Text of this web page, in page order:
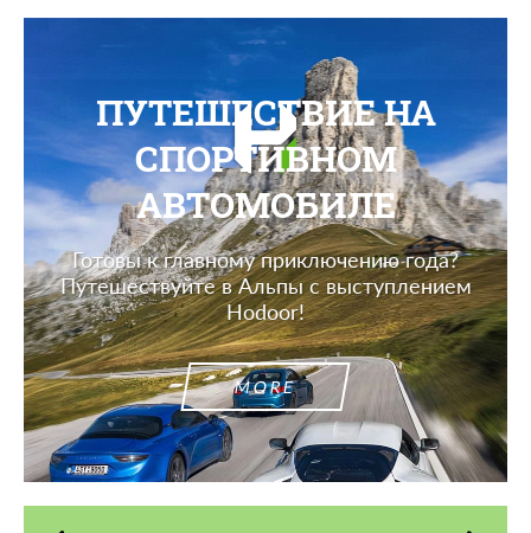
ПУТЕШЕСТВИЕ НА
СПОРТИВНОМ
АВТОМОБИЛЕ
Готовы к главному приключению года?
Путешествуйте в Альпы с выступлением
Hodoor!
MORE